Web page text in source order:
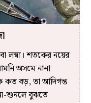
লম্বা। শতকের নয়ের
অসমে নানা
কত বড়, তা আদিগন্ত
না-শুনলে বুঝতে